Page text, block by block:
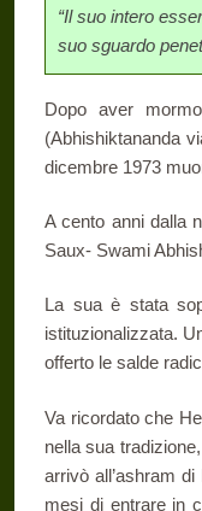
“Il suo intero
suo sguardo
Dopo aver
(Abhishiktananda
dicembre 1973
A cento anni dalla
Saux- Swami
La sua è stata
istituzionalizzata.
offerto le salde
Va ricordato che
nella sua
arrivò all’ashram
mesi di entrare in